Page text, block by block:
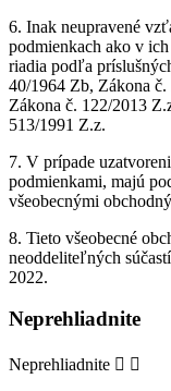
6. Inak neupravené
podmienkach ako v
riadia podľa
40/1964 Zb, Zákona
Zákona č. 122/2013
513/1991 Z.z.
7. V prípade
podmienkami, majú
všeobecnými
8. Tieto všeobecné
neoddeliteľných
2022.
Neprehliadnite
Neprehliadnite  